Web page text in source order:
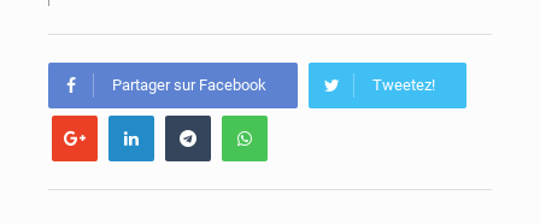
Partager sur Facebook Tweetez!